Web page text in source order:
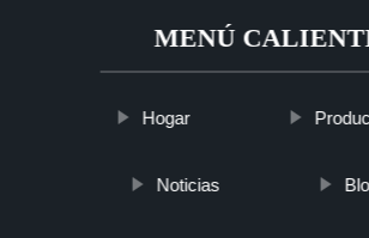
MENÚ
Hogar
Noticias